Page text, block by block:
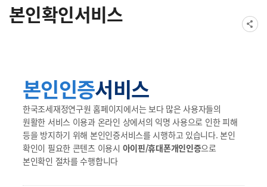
본인확인서비스
본인인증서비스
한국조세재정연구원 홈페이지에서는 보다 많은 사용자들의
원활한 서비스 이용과 온라인 상에서의 익명 사용으로 인한 피해
등을 방지하기 위해 본인인증서비스를 시행하고 있습니다. 본인
확인이 필요한 콘텐츠 이용시 아이핀/휴대폰개인인증으로
본인확인 절차를 수행합니다